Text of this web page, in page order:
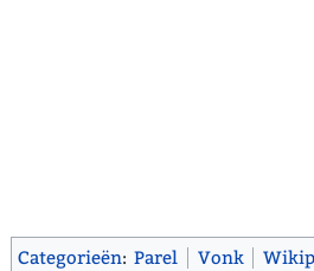
Categorieën: Parel Vonk